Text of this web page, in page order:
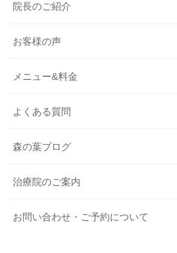
院長のご紹介
お客様の声
メニュー&料金
よくある質問
森の葉ブログ
治療院のご案内
お問い合わせ・ご予約について